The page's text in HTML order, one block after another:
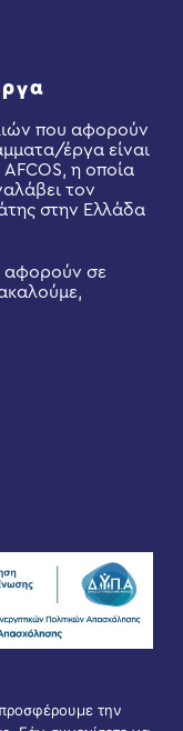
που αφορούν
έργα είναι
η οποία
τον
στην Ελλάδα
αφορούν σε
την